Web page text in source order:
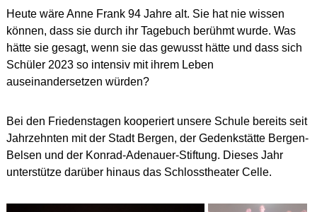
Heute wäre Anne Frank 94 Jahre alt. Sie hat nie wissen
können, dass sie durch ihr Tagebuch berühmt wurde. Was
hätte sie gesagt, wenn sie das gewusst hätte und dass sich
Schüler 2023 so intensiv mit ihrem Leben
auseinandersetzen würden?
Bei den Friedenstagen kooperiert unsere Schule bereits seit
Jahrzehnten mit der Stadt Bergen, der Gedenkstätte Bergen-
Belsen und der Konrad-Adenauer-Stiftung. Dieses Jahr
unterstütze darüber hinaus das Schlosstheater Celle.